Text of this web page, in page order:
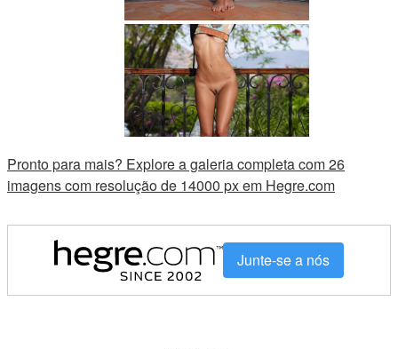
Pronto para mais? Explore a galeria completa com 26
imagens com resolução de 14000 px em Hegre.com
Junte-se a nós